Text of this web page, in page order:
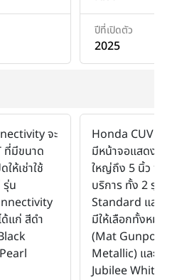
ปีที่เปิดตัว
2025
จะ
ที่มีขนาด
ห้เช่าใช้
รุ่น
แก่ สีดำ
Honda CUV e:
มีหน้าจอแสดงผล
ใหญ่ถึง 5 นิ้ว พร้อ
บริการ ทั้ง 2 รุ่น ไ
Standard และรุ่
มีให้เลือกทั้งหมด
(Mat
Metallic) และ สีข
Jubilee White)